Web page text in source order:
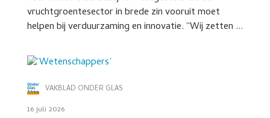
vruchtgroentesector in brede zin vooruit moet
helpen bij verduurzaming en innovatie. “Wij zetten ...
VAKBLAD ONDER GLAS
16 juli 2026